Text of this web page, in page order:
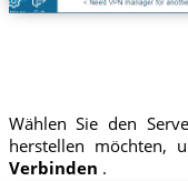
Wählen Sie den
herstellen möchten,
Verbinden .